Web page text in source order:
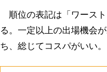
順位の表記は「ワースト
る。一定以上の出場機会
ち、総じてコスパがいい。